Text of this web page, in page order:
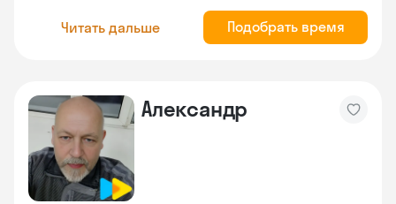
Читать дальше Подобрать время
Александр